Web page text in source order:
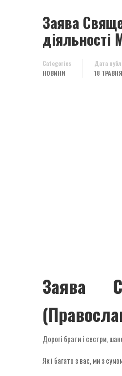
Заява
діяльності
Categories
НОВИНИ
Дата
18
Заява
Дорогі брати і сестри,
‌Як і багато з вас, ми з